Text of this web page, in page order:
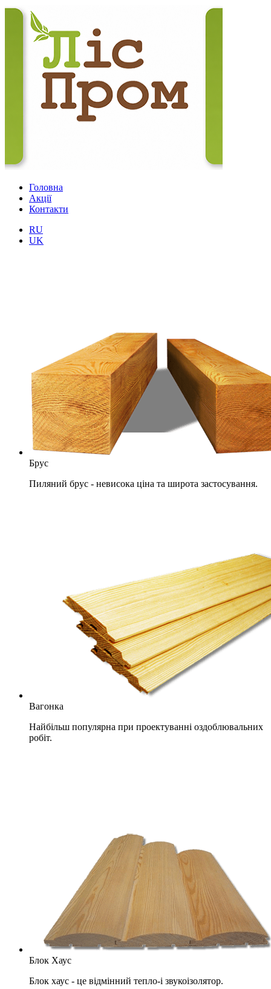
Головна
Акції
Контакти
RU
UK
Брус
Пиляний брус - невисока ціна та широта застосування.
Вагонка
Найбільш популярна при проектуванні оздоблювальних
робіт.
Блок Хаус
Блок хаус - це відмінний тепло-і звукоізолятор.